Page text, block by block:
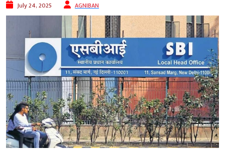
July 24, 2025 AGNIBAN